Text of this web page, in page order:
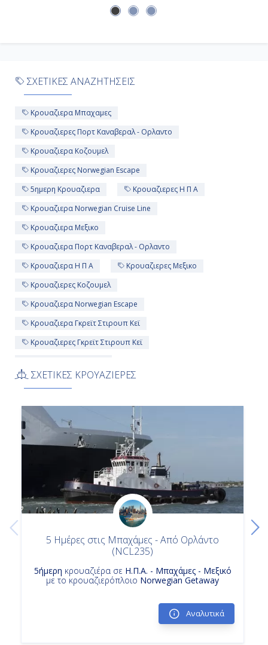
ΣΧΕΤΙΚΕΣ ΑΝΑΖΗΤΗΣΕΙΣ
Κρουαζιερα Μπαχαμες
Κρουαζιερες Πορτ Καναβεραλ - Ορλαντο
Κρουαζιερα Κοζουμελ
Κρουαζιερες Norwegian Escape
5ημερη Κρουαζιερα
Κρουαζιερες Η Π Α
Κρουαζιερα Norwegian Cruise Line
Κρουαζιερα Μεξικο
Κρουαζιερα Πορτ Καναβεραλ - Ορλαντο
Κρουαζιερα Η Π Α
Κρουαζιερες Μεξικο
Κρουαζιερες Κοζουμελ
Κρουαζιερα Norwegian Escape
Κρουαζιερα Γκρεϊτ Στιρουπ Κεϊ
Κρουαζιερες Γκρεϊτ Στιρουπ Κεϊ
Κρουαζιερες Norwegian Cruise Line
ΣΧΕΤΙΚΕΣ ΚΡΟΥΑΖΙΕΡΕΣ
5 Ημέρες στις Μπαχάμες - Από Ορλάντο
(NCL235)
5ήμερη κρουαζιέρα σε Η.Π.Α. - Μπαχάμες - Μεξικό
με το κρουαζιερόπλοιο Norwegian Getaway
Αναλυτικά